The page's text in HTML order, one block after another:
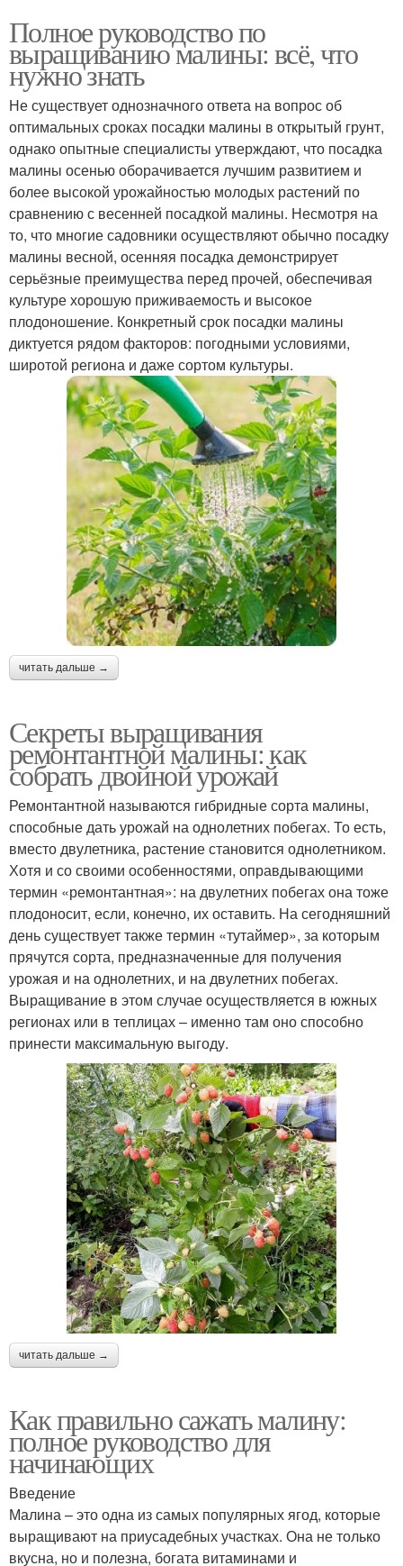
Полное руководство по
выращиванию малины: всё, что
нужно знать
Не существует однозначного ответа на вопрос об
оптимальных сроках посадки малины в открытый грунт,
однако опытные специалисты утверждают, что посадка
малины осенью оборачивается лучшим развитием и
более высокой урожайностью молодых растений по
сравнению с весенней посадкой малины. Несмотря на
то, что многие садовники осуществляют обычно посадку
малины весной, осенняя посадка демонстрирует
серьёзные преимущества перед прочей, обеспечивая
культуре хорошую приживаемость и высокое
плодоношение. Конкретный срок посадки малины
диктуется рядом факторов: погодными условиями,
широтой региона и даже сортом культуры.
читать дальше →
Секреты выращивания
ремонтантной малины: как
собрать двойной урожай
Ремонтантной называются гибридные сорта малины,
способные дать урожай на однолетних побегах. То есть,
вместо двулетника, растение становится однолетником.
Хотя и со своими особенностями, оправдывающими
термин «ремонтантная»: на двулетних побегах она тоже
плодоносит, если, конечно, их оставить. На сегодняшний
день существует также термин «тутаймер», за которым
прячутся сорта, предназначенные для получения
урожая и на однолетних, и на двулетних побегах.
Выращивание в этом случае осуществляется в южных
регионах или в теплицах – именно там оно способно
принести максимальную выгоду.
читать дальше →
Как правильно сажать малину:
полное руководство для
начинающих
Введение
Малина – это одна из самых популярных ягод, которые
выращивают на приусадебных участках. Она не только
вкусна, но и полезна, богата витаминами и